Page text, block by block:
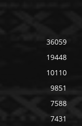
36059
19448
10110
9851
7588
7431